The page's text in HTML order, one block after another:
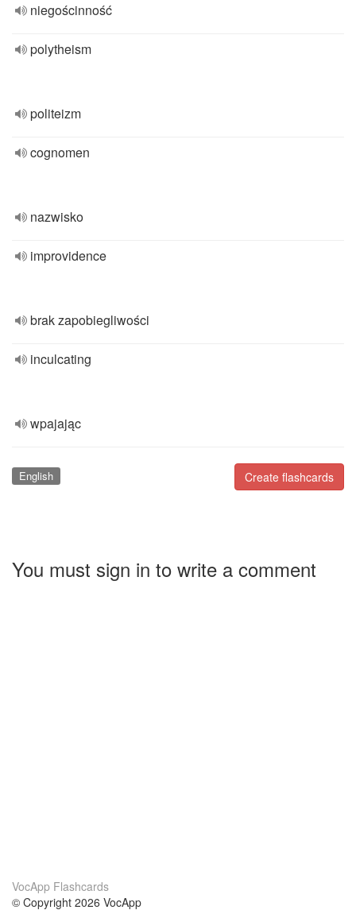
niegościnność
polytheism
politeizm
cognomen
nazwisko
improvidence
brak zapobiegliwości
inculcating
wpajając
Create flashcards
English
You must sign in to write a comment
VocApp Flashcards
© Copyright 2026 VocApp